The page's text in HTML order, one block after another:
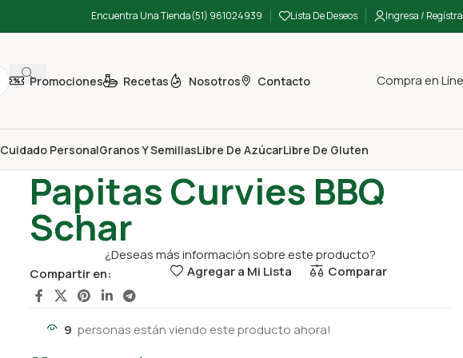
Encuentra Una Tienda(51) 961024939 Lista De Deseos Ingresa /
Promociones Recetas Nosotros Contacto Compra en
Cuidado PersonalGranos Y SemillasLibre De AzúcarLibre De Gluten
Papitas Curvies BBQ
Schar
¿Deseas más información sobre este producto?
Compartir en:
Agregar a Mi Lista Comparar
9 personas están viendo este producto ahora!